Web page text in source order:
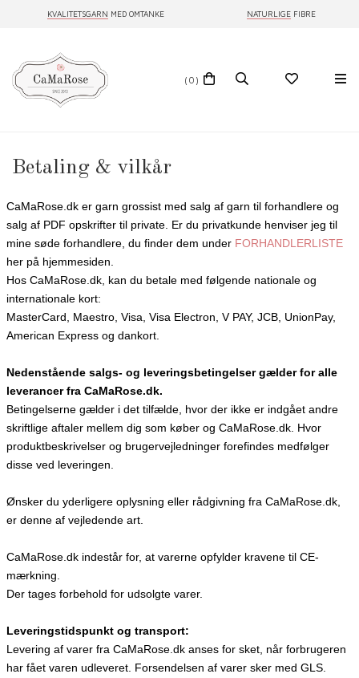
KVALITETSGARN MED OMTANKE NATURLIGE FIBRE
(0)
Betaling & vilkår
CaMaRose.dk er garn grossist med salg af garn til forhandlere og
salg af PDF opskrifter til private. Er du privatkunde henviser jeg til
mine søde forhandlere, du finder dem under FORHANDLERLISTE
her på hjemmesiden.
Hos CaMaRose.dk, kan du betale med følgende nationale og
internationale kort:
MasterCard, Maestro, Visa, Visa Electron, V PAY, JCB, UnionPay,
American Express og dankort.
Nedenstående salgs- og leveringsbetingelser gælder for alle
leverancer fra CaMaRose.dk.
Betingelserne gælder i det tilfælde, hvor der ikke er indgået andre
skriftlige aftaler mellem dig som køber og CaMaRose.dk. Hvor
produktbeskrivelser og brugervejledninger forefindes medfølger
disse ved leveringen.
Ønsker du yderligere oplysning eller rådgivning fra CaMaRose.dk,
er denne af vejledende art.
CaMaRose.dk indestår for, at varerne opfylder kravene til CE-
mærkning.
Der tages forbehold for udsolgte varer.
Leveringstidspunkt og transport:
Levering af varer fra CaMaRose.dk anses for sket, når forbrugeren
har fået varen udleveret. Forsendelsen af varer sker med GLS.